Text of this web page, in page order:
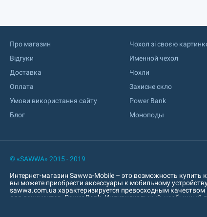
Про магазин
Відгуки
Доставка
Оплата
Умови використання сайту
Блог
Чохол зі своєю
Именной чехол
Чохли
Захисне скло
Power Bank
Моноподы
© «SAWWA» 2015 - 2019
Интернет-магазин Sawwa-Mobile – это возможность
вы можете приобрести аксессуары к мобильному
sawwa.com.ua характеризируется превосходным
для документов, Power Bank. Индивидуальный, необычный